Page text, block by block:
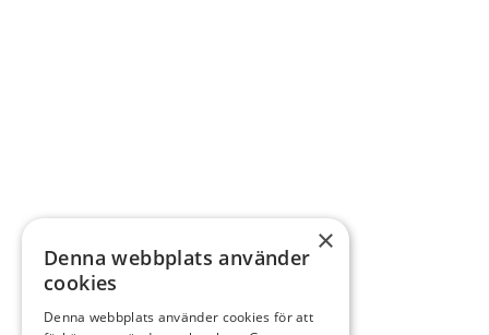
×
Denna webbplats använder
cookies
Denna webbplats använder cookies för att